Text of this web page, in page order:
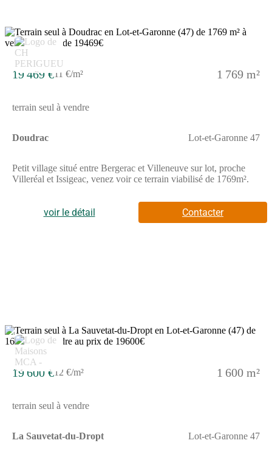
19 469 €11 €/m² 1 769 m²
terrain seul à vendre
Doudrac Lot-et-Garonne 47
Petit village situé entre Bergerac et Villeneuve sur lot, proche
Villeréal et Issigeac, venez voir ce terrain viabilisé de 1769m².
voir le détail Contacter
2
19 600 €12 €/m² 1 600 m²
terrain seul à vendre
La Sauvetat-du-Dropt Lot-et-Garonne 47